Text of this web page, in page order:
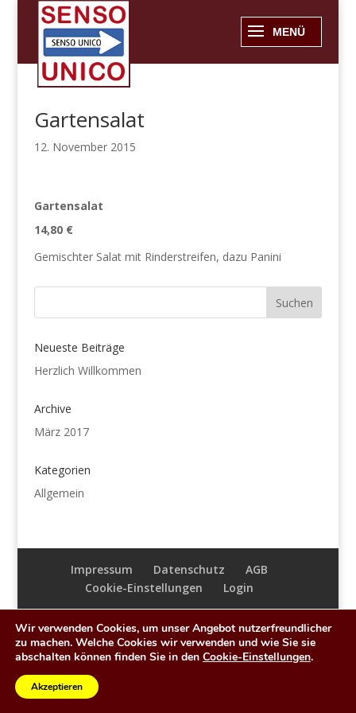
Gartensalat
12. November 2015
Gartensalat
14,80 €
Gemischter Salat mit Rinderstreifen, dazu Panini
Neueste Beiträge
Herzlich Willkommen
Archive
März 2017
Kategorien
Allgemein
Impressum Datenschutz
AGB
Cookie-Einstellungen
Login
copyright © 2026Senso Unico| Realisierung:
webdesign-hess.de
Wir verwenden Cookies, um unser Angebot nutzerfreundlicher
zu machen. Welche Cookies wir verwenden und wie Sie sie
abschalten können finden Sie in den Cookie-Einstellungen.
Akzeptieren